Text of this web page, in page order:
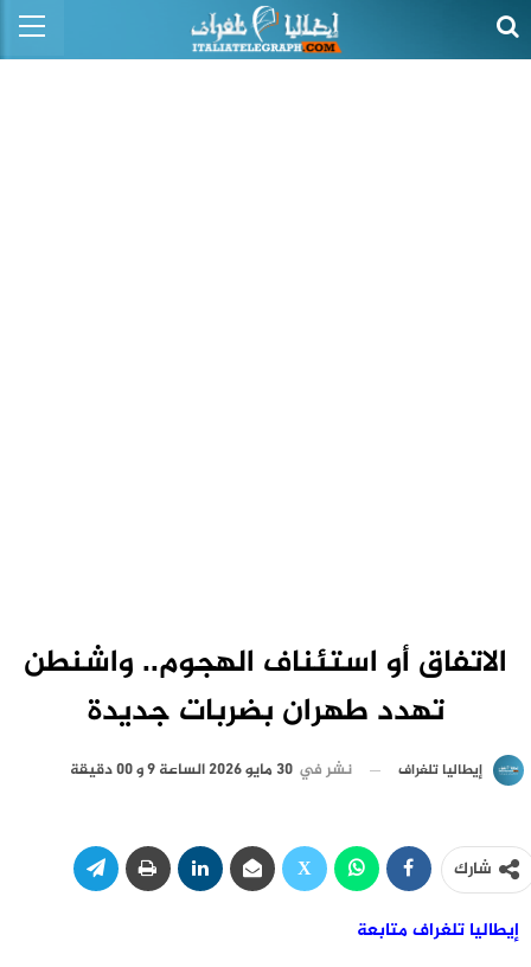
الاتفاق أو استئناف الهجوم.. واشنطن
تهدد طهران بضربات جديدة
إيطاليا تلغراف نشر في 30 مايو 2026 الساعة 9 و 00 دقيقة
شارك
إيطاليا تلغراف متابعة